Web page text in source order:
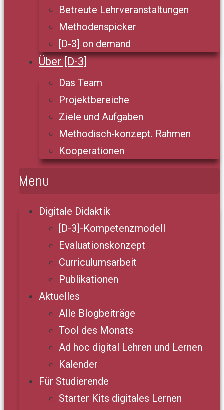
Betreute Lehrveranstaltungen
Methodenspicker
[D-3] on demand
Über [D-3]
Das Team
Projektbereiche
Ziele und Aufgaben
Methodisch-konzept. Rahmen
Kooperationen
Menu
Digitale Didaktik
[D-3]-Kompetenzmodell
Evaluationskonzept
Curriculumsarbeit
Publikationen
Aktuelles
Alle Blogbeiträge
Tool des Monats
Ad hoc digital Lehren und Lernen
Kalender
Für Studierende
Starter Kits digitales Lernen